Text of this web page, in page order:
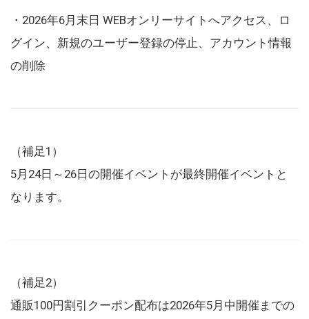
・2026年6月末日 WEBオンリーサイトへアクセス、ロ
グイン、新規のユーザー登録の停止、アカウント情報
の削除
（補足1）
5月24日～26日の開催イベントが最終開催イベントと
なります。
（補足2）
通販100円割引クーポン配布は2026年5月中開催までの